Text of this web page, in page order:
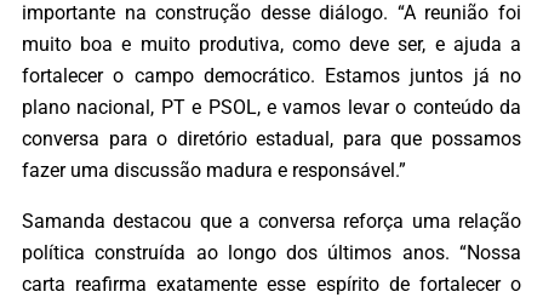
importante na construção desse diálogo. “A reunião foi
muito boa e muito produtiva, como deve ser, e ajuda a
fortalecer o campo democrático. Estamos juntos já no
plano nacional, PT e PSOL, e vamos levar o conteúdo da
conversa para o diretório estadual, para que possamos
fazer uma discussão madura e responsável.”
Samanda destacou que a conversa reforça uma relação
política construída ao longo dos últimos anos. “Nossa
carta reafirma exatamente esse espírito de fortalecer o